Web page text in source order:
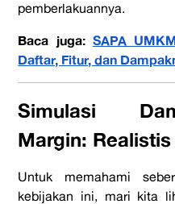
pemberlakuannya.
Baca juga: SAPA
Daftar, Fitur, dan
Simulasi
Margin:
Untuk memahami
kebijakan ini, mari kita